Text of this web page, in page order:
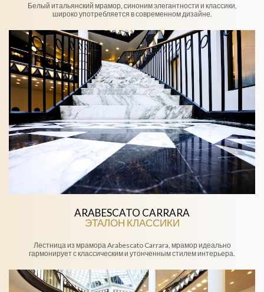
Белый итальянский мрамор, синоним элегантности и классики,
широко употребляется в современном дизайне.
ARABESCATO CARRARA
ЭТАЛОН КЛАССИКИ
Лестница из мрамора Arabescato Carrara, мрамор идеально
гармонирует с классическим и утонченным стилем интерьера.